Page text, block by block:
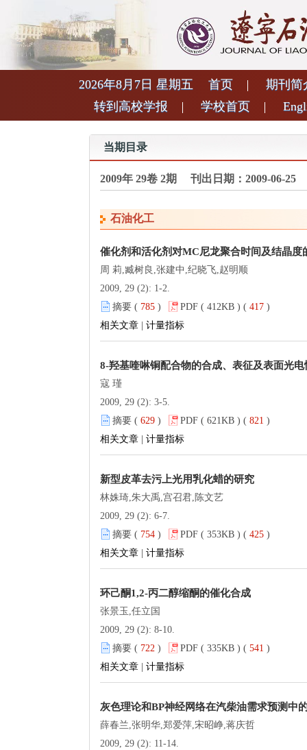
2026年8月7日 星期五 首页
期刊简
转到高校学报
学校首页
当期目录
2009年 29卷 2期 刊出日期：2009-06-25
石油化工
催化剂和活化剂对MC尼龙聚合时间及结晶度
周 莉,臧树良,张建中,纪晓飞,赵明顺
2009, 29 (2): 1-2.
摘要 ( 785 ) PDF ( 412KB ) ( 417 )
相关文章
计量指标
8-羟基喹啉铜配合物的合成、表征及表面光电
寇 瑾
2009, 29 (2): 3-5.
摘要 ( 629 ) PDF ( 621KB ) ( 821 )
相关文章
计量指标
新型皮革去污上光用乳化蜡的研究
林姝琦,朱大禹,宫召君,陈文艺
2009, 29 (2): 6-7.
摘要 ( 754 ) PDF ( 353KB ) ( 425 )
相关文章
计量指标
环己酮1,2-丙二醇缩酮的催化合成
张景玉,任立国
2009, 29 (2): 8-10.
摘要 ( 722 ) PDF ( 335KB ) ( 541 )
相关文章
计量指标
灰色理论和BP神经网络在汽柴油需求预测中
薛春兰,张明华,郑爱萍,宋昭峥,蒋庆哲
2009, 29 (2): 11-14.